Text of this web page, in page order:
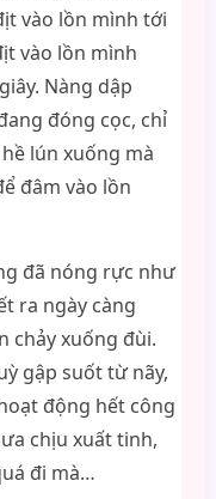
vào lồn mình tới
vào lồn mình
Nàng dập
đóng cọc, chỉ
lún xuống mà
đâm vào lồn
đã nóng rực như
ra ngày càng
chảy xuống đùi.
gập suốt từ nãy,
động hết công
chịu xuất tinh,
đi mà…